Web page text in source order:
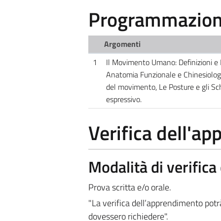
Argomenti
1
Il Movimento Umano: Definizioni
Anatomia Funzionale e
del movimento, Le Posture e gli
espressivo.
Verifica
Modalità di
Prova scritta e/o orale.
"La verifica dell’apprendimento
dovessero richiedere".